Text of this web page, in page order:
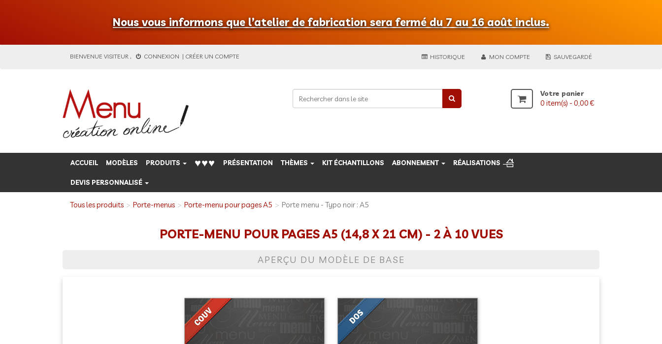
Nous vous informons que l’atelier de fabrication sera fermé du 7 au 16 août inclus.
BIENVENUE VISITEUR , CONNEXION | CRÉER UN COMPTE HISTORIQUE MON COMPTE SAUVEGARDÉ
Votre panier
0 item(s) - 0,00 €
ACCUEIL MODÈLES PRODUITS ♥♥♥ PRÉSENTATION THÈMES KIT ÉCHANTILLONS ABONNEMENT RÉALISATIONS
DEVIS PERSONNALISÉ
Tous les produits Porte-menus Porte-menu pour pages A5 Porte menu - Typo noir : A5
PORTE-MENU POUR PAGES A5 (14,8 X 21 CM) - 2 À 10 VUES
APERÇU DU MODÈLE DE BASE